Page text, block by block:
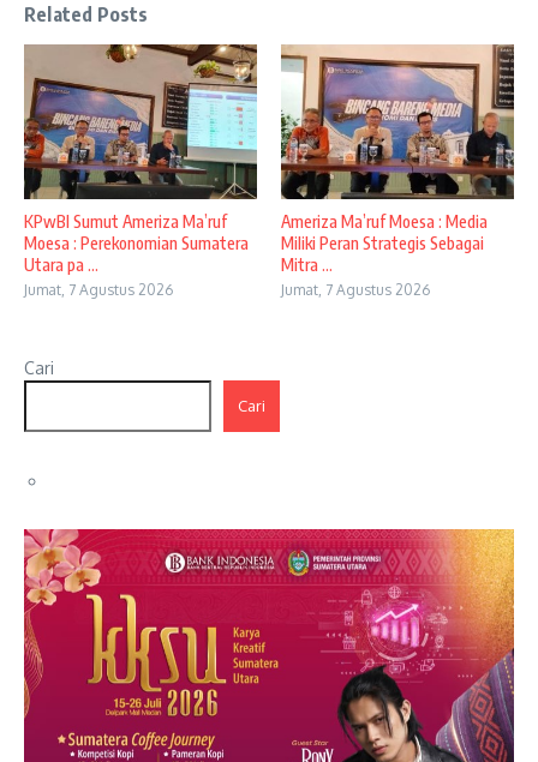
Related Posts
KPwBI Sumut Ameriza Ma’ruf
Moesa : Perekonomian Sumatera
Utara pa ...
Jumat, 7 Agustus 2026
Ameriza Ma’ruf Moesa : Media
Miliki Peran Strategis Sebagai
Mitra ...
Jumat, 7 Agustus 2026
Cari
Cari